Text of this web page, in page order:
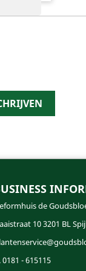
de
10 3201 BL
0181 - 615115